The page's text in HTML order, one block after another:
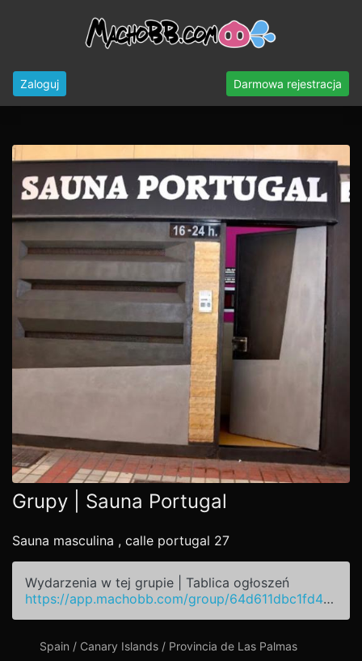
Zaloguj Darmowa rejestracja
Grupy | Sauna Portugal
Sauna masculina , calle portugal 27
Wydarzenia w tej grupie | Tablica ogłoszeń
https://app.machobb.com/group/64d611dbc1fd4a94710ba4ee
Spain / Canary Islands / Provincia de Las Palmas